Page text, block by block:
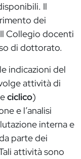
Il
dei
Collegio docenti
di dottorato.
indicazioni del
attività di
eciclico)
e l’analisi
interna e
parte dei
attività sono